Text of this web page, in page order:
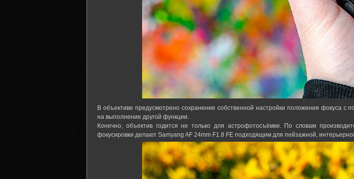
В объективе предусмотрено сохранение собственной настройки положения фокуса с
на выполнение другой функции.
Конечно, объектив годится не только для астрофотосъёмки. По словам
фокусировки делают Samyang AF 24mm F1.8 FE подходящим для пейзажной,